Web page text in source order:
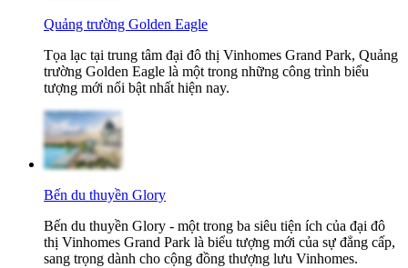
Quảng trường Golden Eagle
Tọa lạc tại trung tâm đại đô thị Vinhomes Grand Park, Quảng
trường Golden Eagle là một trong những công trình biểu
tượng mới nổi bật nhất hiện nay.
Bến du thuyền Glory
Bến du thuyền Glory - một trong ba siêu tiện ích của đại đô
thị Vinhomes Grand Park là biểu tượng mới của sự đẳng cấp,
sang trọng dành cho cộng đồng thượng lưu Vinhomes.